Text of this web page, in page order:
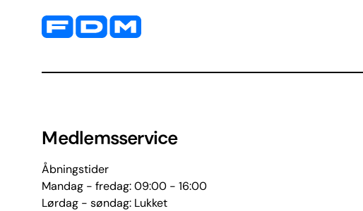
Yderligere information og kontaktoplysninger
Medlemsservice
Åbningstider
Mandag - fredag: 09:00 - 16:00
Lørdag - søndag: Lukket